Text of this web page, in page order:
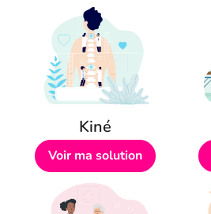
Kiné
Voir ma solution